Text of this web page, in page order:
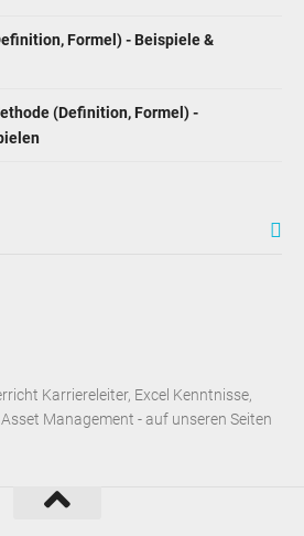
Formel) - Beispiele &
(Definition, Formel) -
Karriereleiter, Excel Kenntnisse,
Management - auf unseren Seiten